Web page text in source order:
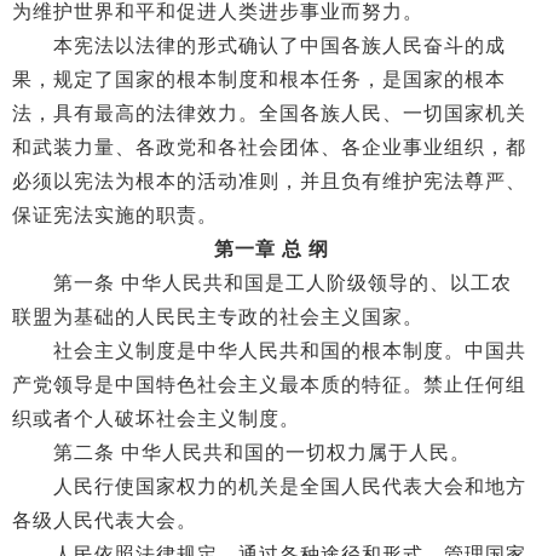
为维护世界和平和促进人类进步事业而努力。
本宪法以法律的形式确认了中国各族人民奋斗的成
果，规定了国家的根本制度和根本任务，是国家的根本
法，具有最高的法律效力。全国各族人民、一切国家机关
和武装力量、各政党和各社会团体、各企业事业组织，都
必须以宪法为根本的活动准则，并且负有维护宪法尊严、
保证宪法实施的职责。
第一章 总 纲
第一条 中华人民共和国是工人阶级领导的、以工农
联盟为基础的人民民主专政的社会主义国家。
社会主义制度是中华人民共和国的根本制度。中国共
产党领导是中国特色社会主义最本质的特征。禁止任何组
织或者个人破坏社会主义制度。
第二条 中华人民共和国的一切权力属于人民。
人民行使国家权力的机关是全国人民代表大会和地方
各级人民代表大会。